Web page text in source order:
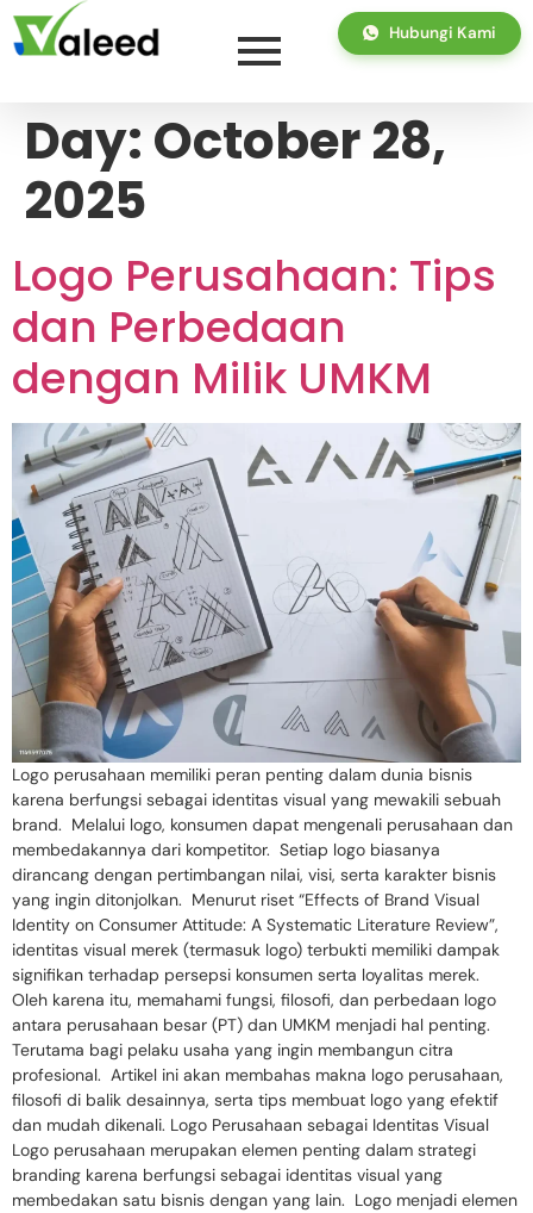
Hubungi Kami
Day: October 28,
2025
Logo Perusahaan: Tips
dan Perbedaan
dengan Milik UMKM
Logo perusahaan memiliki peran penting dalam dunia bisnis
karena berfungsi sebagai identitas visual yang mewakili sebuah
brand. Melalui logo, konsumen dapat mengenali perusahaan dan
membedakannya dari kompetitor. Setiap logo biasanya
dirancang dengan pertimbangan nilai, visi, serta karakter bisnis
yang ingin ditonjolkan. Menurut riset “Effects of Brand Visual
Identity on Consumer Attitude: A Systematic Literature Review”,
identitas visual merek (termasuk logo) terbukti memiliki dampak
signifikan terhadap persepsi konsumen serta loyalitas merek.
Oleh karena itu, memahami fungsi, filosofi, dan perbedaan logo
antara perusahaan besar (PT) dan UMKM menjadi hal penting.
Terutama bagi pelaku usaha yang ingin membangun citra
profesional. Artikel ini akan membahas makna logo perusahaan,
filosofi di balik desainnya, serta tips membuat logo yang efektif
dan mudah dikenali. Logo Perusahaan sebagai Identitas Visual
Logo perusahaan merupakan elemen penting dalam strategi
branding karena berfungsi sebagai identitas visual yang
membedakan satu bisnis dengan yang lain. Logo menjadi elemen